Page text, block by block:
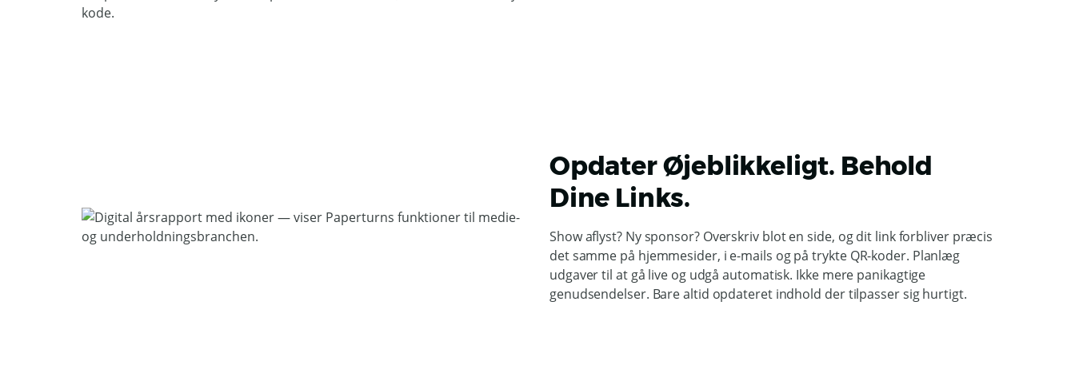
kode.
Opdater Øjeblikkeligt. Behold
Dine Links.
Show aflyst? Ny sponsor? Overskriv blot en side, og dit link forbliver præcis
det samme på hjemmesider, i e-mails og på trykte QR-koder. Planlæg
udgaver til at gå live og udgå automatisk. Ikke mere panikagtige
genudsendelser. Bare altid opdateret indhold der tilpasser sig hurtigt.